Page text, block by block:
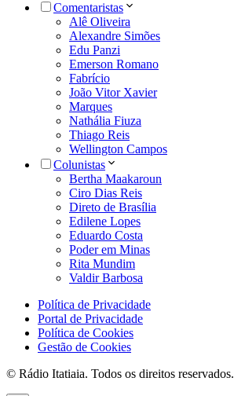
Comentaristas
Alê Oliveira
Alexandre Simões
Edu Panzi
Emerson Romano
Fabrício
João Vitor Xavier
Marques
Nathália Fiuza
Thiago Reis
Wellington Campos
Colunistas
Bertha Maakaroun
Ciro Dias Reis
Direto de Brasília
Edilene Lopes
Eduardo Costa
Poder em Minas
Rita Mundim
Valdir Barbosa
Política de Privacidade
Portal de Privacidade
Política de Cookies
Gestão de Cookies
© Rádio Itatiaia. Todos os direitos reservados.